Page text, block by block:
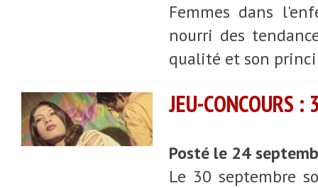
Femmes dans
nourri des
qualité et son
JEU-CONCOURS :
Posté le 24
Le 30 septembre